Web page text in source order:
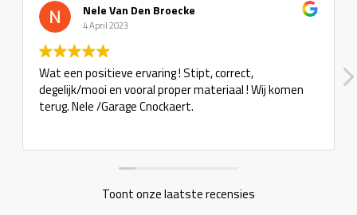
Nele Van Den Broecke
4 April 2023
Wat een positieve ervaring ! Stipt, correct,
degelijk/mooi en vooral proper materiaal ! Wij komen
terug. Nele /Garage Cnockaert.
Toont onze laatste recensies